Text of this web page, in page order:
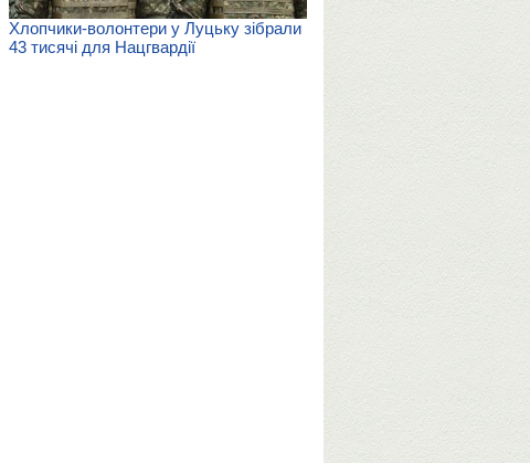
Хлопчики-волонтери у Луцьку зібрали
43 тисячі для Нацгвардії